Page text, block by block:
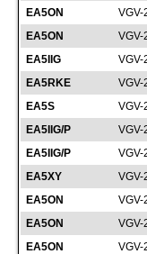
EA5ON
VGV-
EA5ON
VGV-
EA5IIG
VGV-
EA5RKE
VGV-
EA5S
VGV-
EA5IIG/P
VGV-
EA5IIG/P
VGV-
EA5XY
VGV-
EA5ON
VGV-
EA5ON
VGV-
EA5ON
VGV-